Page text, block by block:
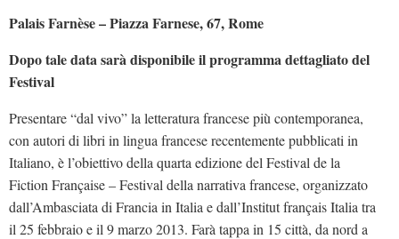
Palais Farnèse – Piazza Farnese, 67, Rome
Dopo tale data sarà disponibile il programma dettagliato del
Festival
Presentare “dal vivo” la letteratura francese più contemporanea,
con autori di libri in lingua francese recentemente pubblicati in
Italiano, è l’obiettivo della quarta edizione del Festival de la
Fiction Française – Festival della narrativa francese, organizzato
dall’Ambasciata di Francia in Italia e dall’Institut français Italia tra
il 25 febbraio e il 9 marzo 2013. Farà tappa in 15 città, da nord a